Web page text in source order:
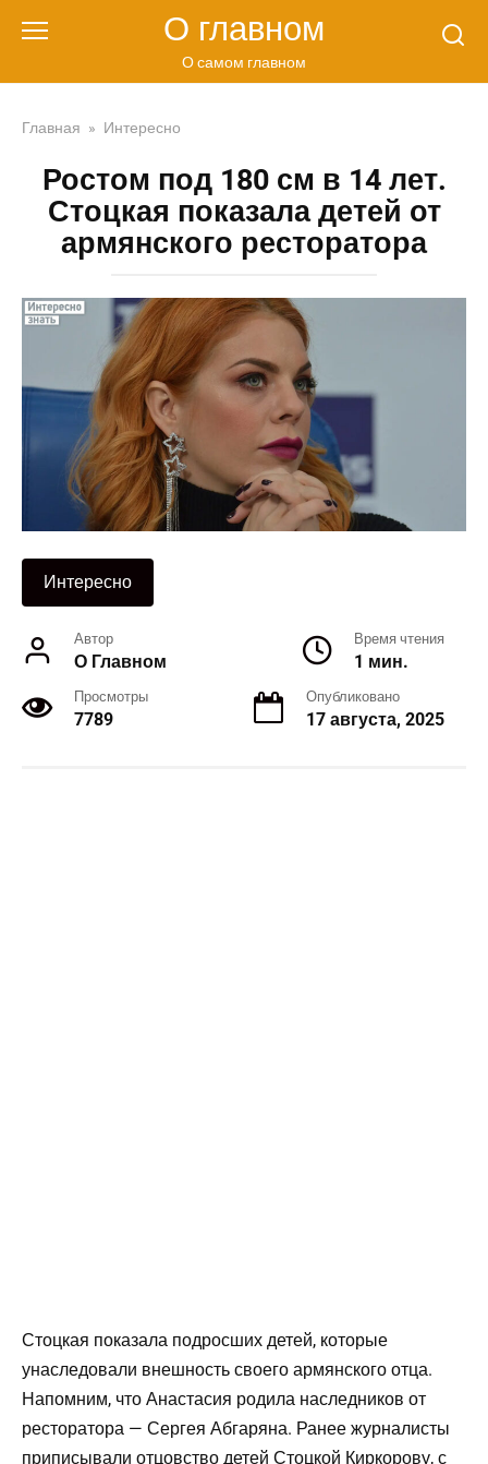
О главном
О самом главном
Главная » Интересно
Ростом под 180 см в 14 лет.
Стоцкая показала детей от
армянского ресторатора
Интересно
Автор
О Главном
Время чтения
1 мин.
Просмотры
7789
Опубликовано
17 августа, 2025
Стоцкая показала подросших детей, которые
унаследовали внешность своего армянского отца.
Напомним, что Анастасия родила наследников от
ресторатора — Сергея Абгаряна. Ранее журналисты
приписывали отцовство детей Стоцкой Киркорову, с